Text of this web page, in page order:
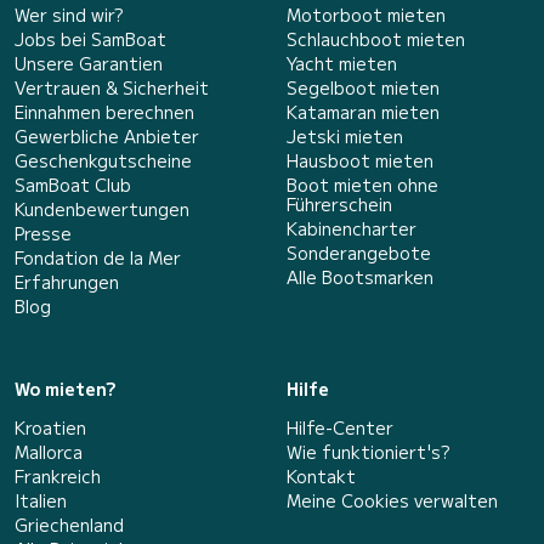
Wer sind wir?
Jobs bei SamBoat
Unsere Garantien
Vertrauen & Sicherheit
Einnahmen berechnen
Gewerbliche Anbieter
Geschenkgutscheine
SamBoat Club
Kundenbewertungen
Presse
Fondation de la Mer
Erfahrungen
Blog
Motorboot mieten
Schlauchboot mieten
Yacht mieten
Segelboot mieten
Katamaran mieten
Jetski mieten
Hausboot mieten
Boot mieten ohne
Führerschein
Kabinencharter
Sonderangebote
Alle Bootsmarken
Wo mieten?
Kroatien
Mallorca
Frankreich
Italien
Griechenland
Hilfe
Hilfe-Center
Wie funktioniert's?
Kontakt
Meine Cookies verwalten